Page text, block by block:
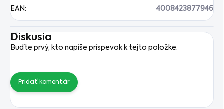
EAN: 4008423877946
Diskusia
Buďte prvý, kto napíše príspevok k tejto položke.
Pridať komentár